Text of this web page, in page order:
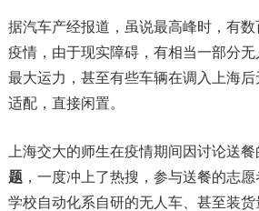
据汽车产经报道，虽说最高峰时，有
疫情，由于现实障碍，有相当一部分
最大运力，甚至有些车辆在调入上海
适配，直接闲置。
上海交大的师生在疫情期间因讨论送餐
题，一度冲上了热搜，参与送餐的志愿
学校自动化系自研的无人车、甚至装